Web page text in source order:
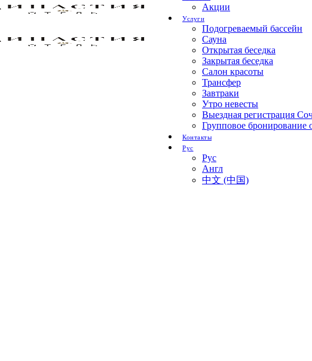
Акции
Услуги
Подогреваемый бассейн
Сауна
Открытая беседка
Закрытая беседка
Салон красоты
Трансфер
Завтраки
Утро невесты
Выездная регистрация
Групповое бронирование
Контакты
Рус
Рус
Англ
中文 (中国)